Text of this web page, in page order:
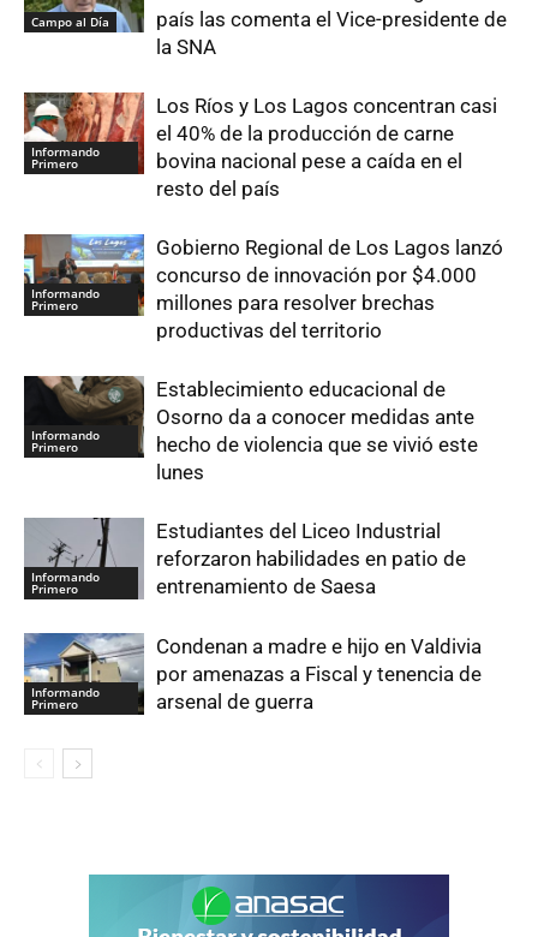
Campo al Día
país las comenta el Vice-presidente de
la SNA
Informando
Primero
Los Ríos y Los Lagos concentran casi
el 40% de la producción de carne
bovina nacional pese a caída en el
resto del país
Informando
Primero
Gobierno Regional de Los Lagos lanzó
concurso de innovación por $4.000
millones para resolver brechas
productivas del territorio
Informando
Primero
Establecimiento educacional de
Osorno da a conocer medidas ante
hecho de violencia que se vivió este
lunes
Informando
Primero
Estudiantes del Liceo Industrial
reforzaron habilidades en patio de
entrenamiento de Saesa
Informando
Primero
Condenan a madre e hijo en Valdivia
por amenazas a Fiscal y tenencia de
arsenal de guerra